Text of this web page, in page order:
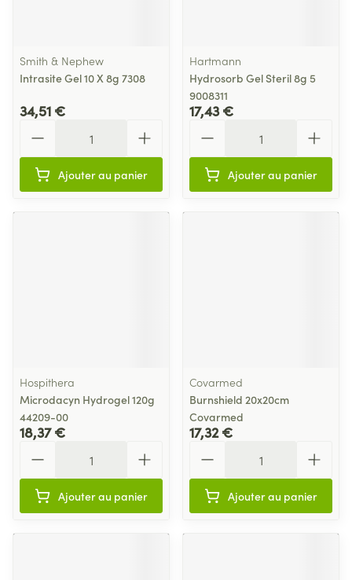
Smith & Nephew
Intrasite Gel 10 X 8g 7308
34,51 €
Ajouter au panier
Hartmann
Hydrosorb Gel Steril 8g 5
9008311
17,43 €
Ajouter au panier
Hospithera
Microdacyn Hydrogel 120g
44209-00
18,37 €
Ajouter au panier
Covarmed
Burnshield 20x20cm
Covarmed
17,32 €
Ajouter au panier